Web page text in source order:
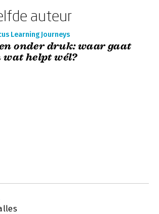
auteur
Learning Journeys
onder druk: waar gaat
wat helpt wél?